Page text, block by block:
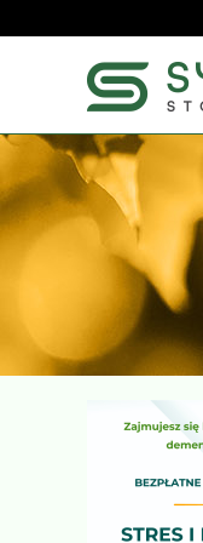
Warsztaty
stres
i
SYNTONIA